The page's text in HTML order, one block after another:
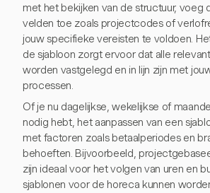
met het bekijken van de structuur, voeg
velden toe zoals projectcodes of
jouw specifieke vereisten te voldoen.
de sjabloon zorgt ervoor dat alle
worden vastgelegd en in lijn zijn met
processen.
Of je nu dagelijkse, wekelijkse of
nodig hebt, het aanpassen van een
met factoren zoals betaalperiodes en
behoeften. Bijvoorbeeld,
zijn ideaal voor het volgen van uren en
sjablonen voor de horeca kunnen